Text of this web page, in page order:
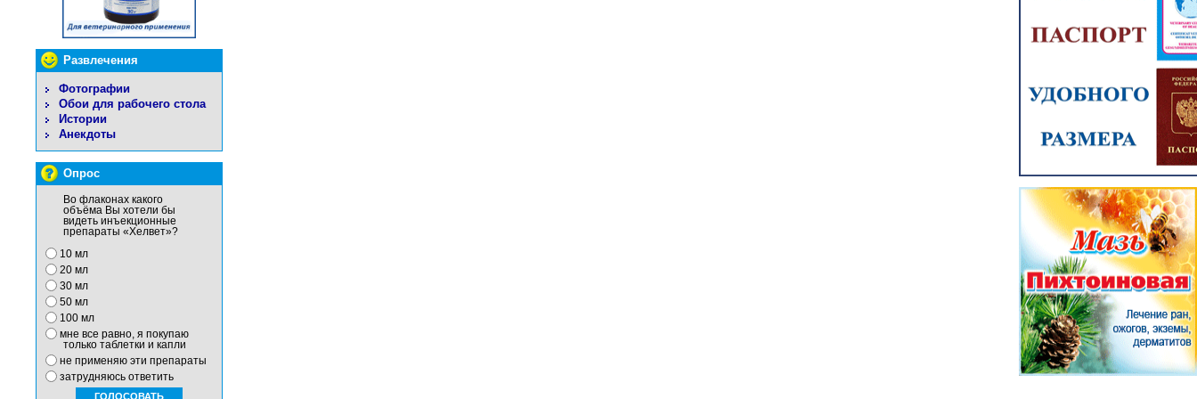
Развлечения
Фотографии
Обои для рабочего стола
Истории
Анекдоты
Опрос
Во флаконах какого
объёма Вы хотели бы
видеть инъекционные
препараты «Хелвет»?
10 мл
20 мл
30 мл
50 мл
100 мл
мне все равно, я покупаю
только таблетки и капли
не применяю эти препараты
затрудняюсь ответить